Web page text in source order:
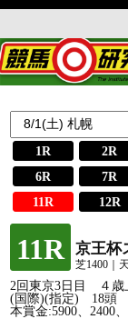
1R 2R
6R
7R
11R
12R
11R 京王杯
芝1400｜
2回東京3日目 ４
(国際)(指定) 18頭
本賞金:5900、2400